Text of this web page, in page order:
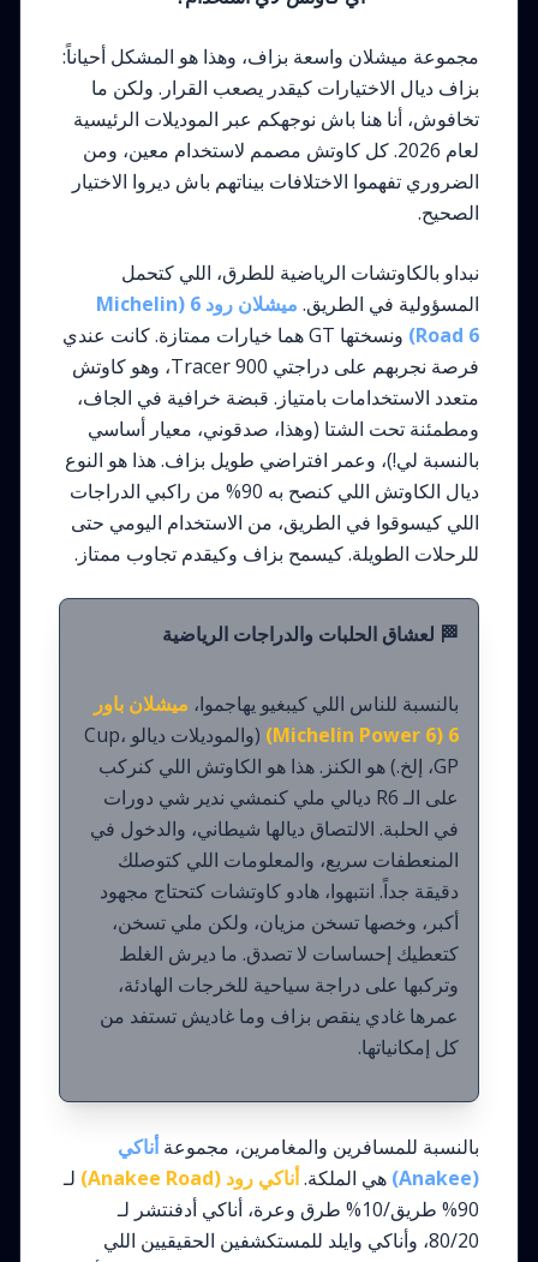
مجموعة ميشلان واسعة بزاف، وهذا هو المشكل أحياناً:
بزاف ديال الاختيارات كيقدر يصعب القرار. ولكن ما
تخافوش، أنا هنا باش نوجهكم عبر الموديلات الرئيسية
لعام 2026. كل كاوتش مصمم لاستخدام معين، ومن
الضروري تفهموا الاختلافات بيناتهم باش ديروا الاختيار
الصحيح.
نبداو بالكاوتشات الرياضية للطرق، اللي كتحمل
المسؤولية في الطريق.
ميشلان رود 6 (Michelin
Road 6)
ونسختها GT هما خيارات ممتازة. كانت عندي
فرصة نجربهم على دراجتي Tracer 900، وهو كاوتش
متعدد الاستخدامات بامتياز. قبضة خرافية في الجاف،
ومطمئنة تحت الشتا (وهذا، صدقوني، معيار أساسي
بالنسبة لي!)، وعمر افتراضي طويل بزاف. هذا هو النوع
ديال الكاوتش اللي كنصح به 90% من راكبي الدراجات
اللي كيسوقوا في الطريق، من الاستخدام اليومي حتى
للرحلات الطويلة. كيسمح بزاف وكيقدم تجاوب ممتاز.
🏁 لعشاق الحلبات والدراجات الرياضية
بالنسبة للناس اللي كيبغيو يهاجموا، ميشلان باور
6 (Michelin Power 6)
(والموديلات ديالو Cup،
GP، إلخ.) هو الكنز. هذا هو الكاوتش اللي كنركب
على الـ R6 ديالي ملي كنمشي ندير شي دورات
في الحلبة. الالتصاق ديالها شيطاني، والدخول في
المنعطفات سريع، والمعلومات اللي كتوصلك
دقيقة جداً. انتبهوا، هادو كاوتشات كتحتاج مجهود
أكبر، وخصها تسخن مزيان، ولكن ملي تسخن،
كتعطيك إحساسات لا تصدق. ما ديرش الغلط
وتركبها على دراجة سياحية للخرجات الهادئة،
عمرها غادي ينقص بزاف وما غاديش تستفد من
كل إمكانياتها.
بالنسبة للمسافرين والمغامرين، مجموعةأناكي
(Anakee)
هي الملكة.أناكي رود (Anakee Road)
لـ
90% طريق/10% طرق وعرة، أناكي أدفنتشر لـ
80/20، وأناكي وايلد للمستكشفين الحقيقيين اللي